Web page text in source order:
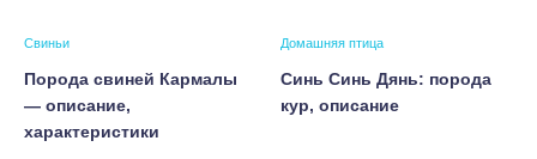
Свиньи
Порода свиней Кармалы
— описание,
характеристики
Домашняя птица
Синь Синь Дянь: порода
кур, описание